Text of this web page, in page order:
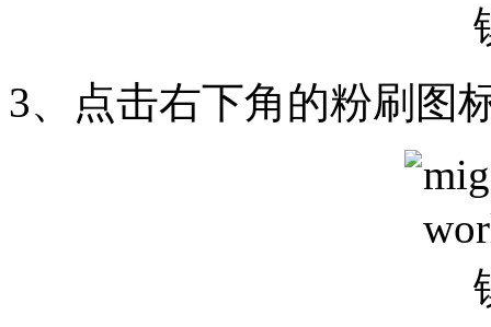
3、点击右下角的粉刷图